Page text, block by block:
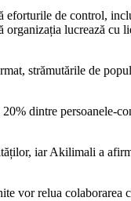
de control,
lucrează
strămutările de
dintre persoanele-
iar Akilimali a
vor relua